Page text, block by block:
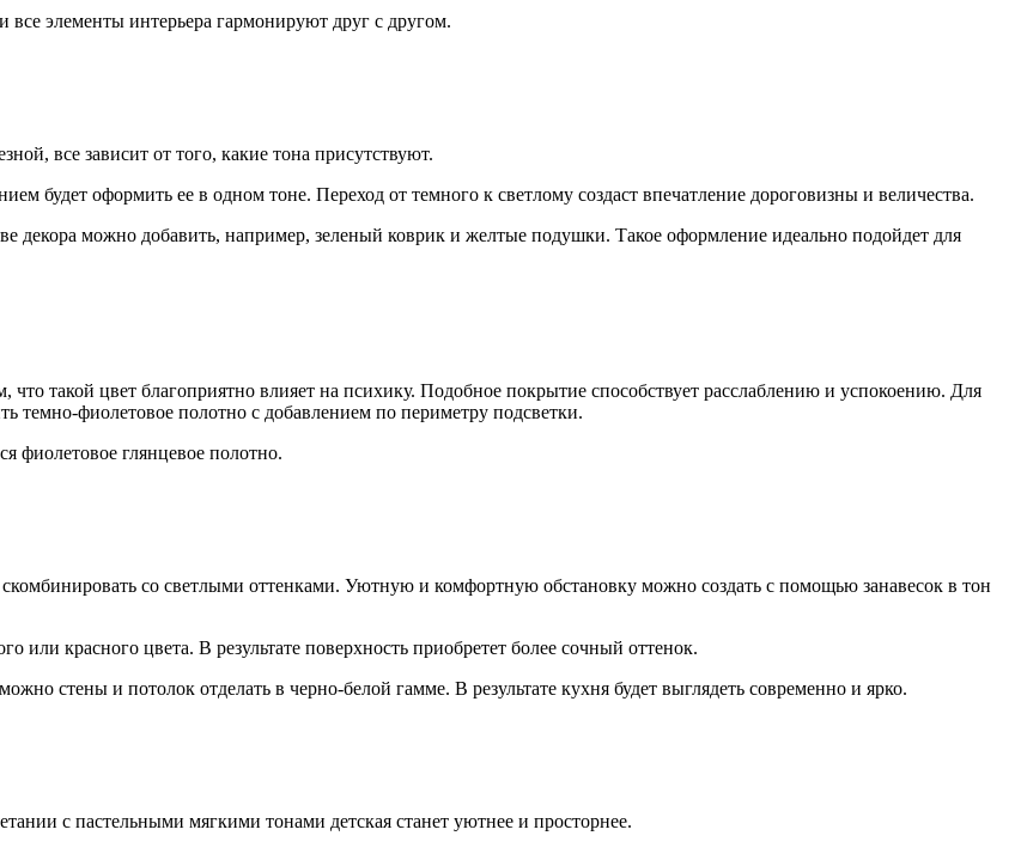
элементы интерьера гармонируют друг с другом.
все зависит от того, какие тона присутствуют.
будет оформить ее в одном тоне. Переход от темного к светлому создаст впечатление дороговизны и величества.
декора можно добавить, например, зеленый коврик и желтые подушки. Такое оформление идеально подойдет для
что такой цвет благоприятно влияет на психику. Подобное покрытие способствует расслаблению и успокоению. Для
темно-фиолетовое полотно с добавлением по периметру подсветки.
фиолетовое глянцевое полотно.
скомбинировать со светлыми оттенками. Уютную и комфортную обстановку можно создать с помощью занавесок в тон
красного цвета. В результате поверхность приобретет более сочный оттенок.
стены и потолок отделать в черно-белой гамме. В результате кухня будет выглядеть современно и ярко.
с пастельными мягкими тонами детская станет уютнее и просторнее.